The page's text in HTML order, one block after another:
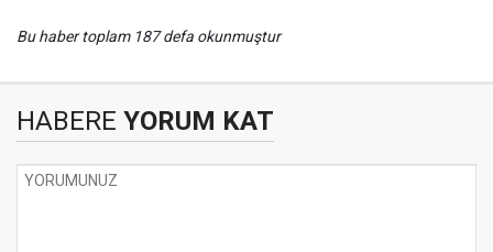
Bu haber toplam 187 defa okunmuştur
HABERE YORUM KAT